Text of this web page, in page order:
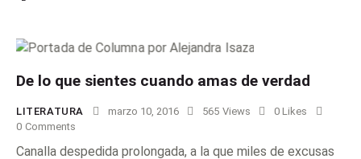
De lo que sientes cuando amas de verdad
LITERATURA marzo 10, 2016 565 Views 0 Likes
0 Comments
Canalla despedida prolongada, a la que miles de excusas